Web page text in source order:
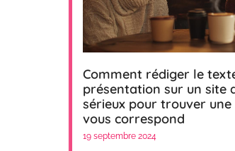
Comment rédiger le
présentation sur un site
sérieux pour trouver
vous correspond
19 septembre 2024